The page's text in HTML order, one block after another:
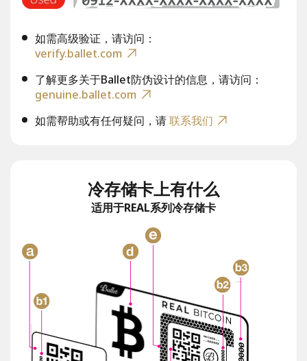
如需高级验证，请访问：
verify.ballet.com
了解更多关于Ballet防伪设计的信息，请访问：
genuine.ballet.com
如需帮助或有任何疑问，请联系我们
冷存储卡上有什么
适用于REAL系列冷存储卡